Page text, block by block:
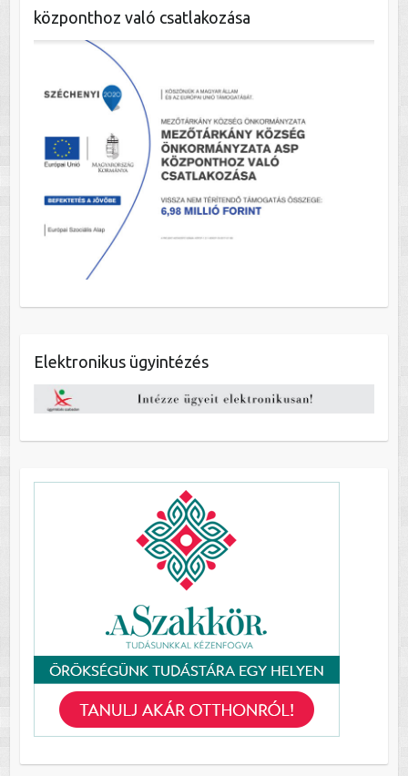
központhoz való csatlakozása
Elektronikus ügyintézés